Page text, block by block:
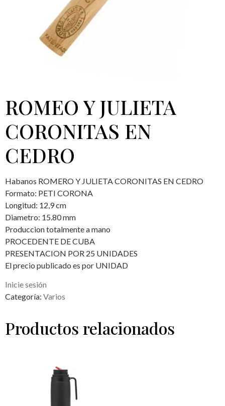
ROMEO Y JULIETA
CORONITAS EN
CEDRO
Habanos ROMERO Y JULIETA CORONITAS EN CEDRO
Formato: PETI CORONA
Longitud: 12,9 cm
Diametro: 15.80 mm
Produccion totalmente a mano
PROCEDENTE DE CUBA
PRESENTACION POR 25 UNIDADES
El precio publicado es por UNIDAD
Inicie sesión
Categoría: Varios
Productos relacionados